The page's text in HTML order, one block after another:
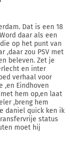
Dat is een 18
daar als een
op het punt van
,daar zou PSV met
beleven. Zet je
en inter
verhaal voor
,en Eindhoven
hem op,en laat
,breng hem
daniel quick ken ik
status
moet hij